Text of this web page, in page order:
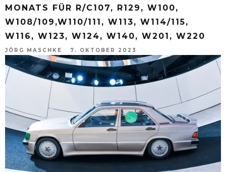
MONATS FÜR R/C107, R129, W100,
W108/109,W110/111, W113, W114/115,
W116, W123, W124, W140, W201, W220
JÖRG MASCHKE 7. OKTOBER 2023